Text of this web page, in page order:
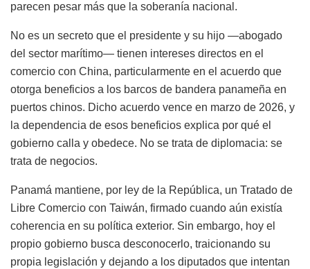
parecen pesar más que la soberanía nacional.
No es un secreto que el presidente y su hijo —abogado
del sector marítimo— tienen intereses directos en el
comercio con China, particularmente en el acuerdo que
otorga beneficios a los barcos de bandera panameña en
puertos chinos. Dicho acuerdo vence en marzo de 2026, y
la dependencia de esos beneficios explica por qué el
gobierno calla y obedece. No se trata de diplomacia: se
trata de negocios.
Panamá mantiene, por ley de la República, un Tratado de
Libre Comercio con Taiwán, firmado cuando aún existía
coherencia en su política exterior. Sin embargo, hoy el
propio gobierno busca desconocerlo, traicionando su
propia legislación y dejando a los diputados que intentan